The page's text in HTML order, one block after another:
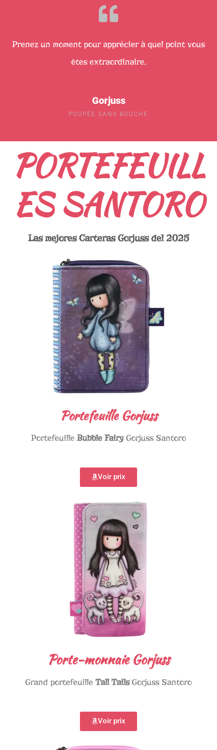
Prenez un moment pour apprécier à quel point vous
êtes extraordinaire.
Gorjuss
POUPÉE SANS BOUCHE
PORTEFEUILL
ES SANTORO
Las mejores Carteras Gorjuss del 2025
Portefeuille Gorjuss
PortefeuilleBubble FairyGorjuss Santoro
Voir prix
Porte-monnaie Gorjuss
Grand portefeuille Tall TailsGorjuss Santoro
Voir prix